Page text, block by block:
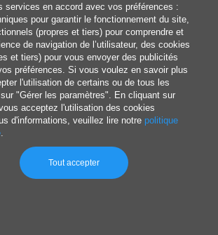
pour ouvrir une boutique en ligne avec le
tampon approuvé
sa forme juridique et
système ou la plateforme de
services en accord avec vos préférences :
pour garantir le fonctionnement du site,
(propres et tiers) pour comprendre et
de navigation de l’utilisateur, des cookies
et tiers) pour vous envoyer des publicités
préférences. Si vous voulez en savoir plus
l'utilisation de certains ou de tous les
"Gérer les paramètres". En cliquant sur
acceptez l'utilisation des cookies
d'informations, veuillez lire notre politique
.
Tout accepter